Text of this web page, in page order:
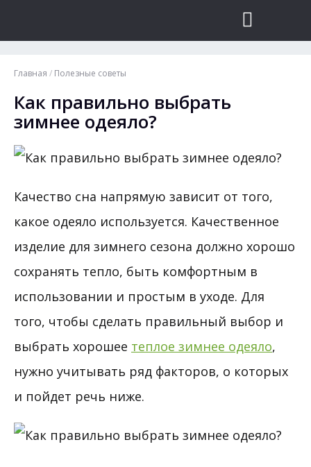
Главная / Полезные советы
Как правильно выбрать
зимнее одеяло?
Качество сна напрямую зависит от того,
какое одеяло используется. Качественное
изделие для зимнего сезона должно хорошо
сохранять тепло, быть комфортным в
использовании и простым в уходе. Для
того, чтобы сделать правильный выбор и
выбрать хорошее теплое зимнее одеяло,
нужно учитывать ряд факторов, о которых
и пойдет речь ниже.